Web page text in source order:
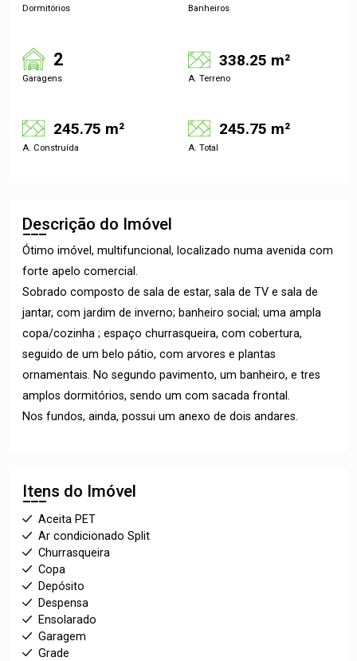
Dormitórios Banheiros
2
Garagens
338.25 m²
A. Terreno
245.75 m²
A. Construída
245.75 m²
A. Total
Descrição do Imóvel
Ótimo imóvel, multifuncional, localizado numa avenida com
forte apelo comercial.
Sobrado composto de sala de estar, sala de TV e sala de
jantar, com jardim de inverno; banheiro social; uma ampla
copa/cozinha ; espaço churrasqueira, com cobertura,
seguido de um belo pátio, com arvores e plantas
ornamentais. No segundo pavimento, um banheiro, e tres
amplos dormitórios, sendo um com sacada frontal.
Nos fundos, ainda, possui um anexo de dois andares.
Itens do Imóvel
Aceita PET
Ar condicionado Split
Churrasqueira
Copa
Depósito
Despensa
Ensolarado
Garagem
Grade